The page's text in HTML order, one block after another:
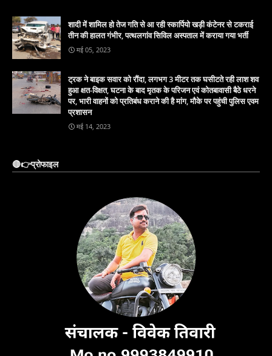
शादी में शामिल हो तेज गति से आ रही स्कार्पियो खड़ी कंटेनर से टकराई
तीन की हालत गंभीर, पत्थलगांव सिविल अस्पताल में कराया गया भर्ती
मई 05, 2023
ट्रक ने बाइक सवार को रौंदा, लगभग 3 मीटर तक घसीटते रही लाश शव
हुआ क्षत-विक्षत, घटना के बाद मृतक के परिजन एवं कोतबावासी बैठे धरने
पर, भारी वाहनों को प्रतिबंध कराने की है मांग, मौके पर पहुंची पुलिस एवम
प्रशासन
मई 14, 2023
🔴👉प्रोफाइल